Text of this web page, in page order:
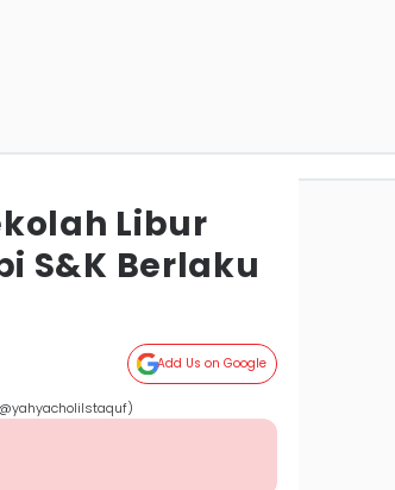
Libur
S&K Berlaku
Add Us on Google